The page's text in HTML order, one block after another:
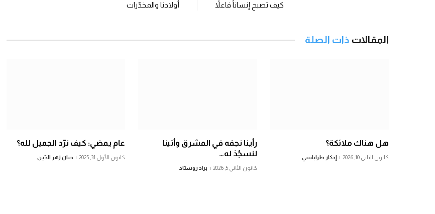
كيف تصبح إنساناً فاعلاً أولادنا والمخدّرات
المقالات ذات الصلة
هل هناك ملائكة؟
كانون الثاني 10, 2026 إدكار طرابلسي
رأينا نجمَه في المشرق وأتينا
لنسجُدَ له…
كانون الثاني 5, 2026 براد روستاد
عام يمضي: كيف نرّد الجميل لله؟
كانون الأول 31, 2025 حنان زهر الدّين